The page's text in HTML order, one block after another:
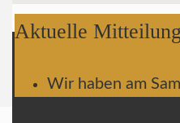
Aktuelle Mitteilung
Wir haben am